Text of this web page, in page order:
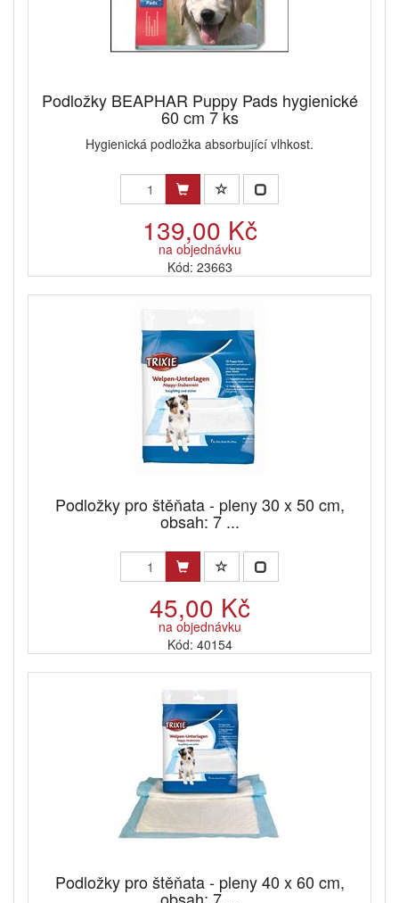
Podložky BEAPHAR Puppy Pads hygienické
60 cm 7 ks
Hygienická podložka absorbující vlhkost.
139,00 Kč
na objednávku
Kód: 23663
Podložky pro štěňata - pleny 30 x 50 cm,
obsah: 7 ...
45,00 Kč
na objednávku
Kód: 40154
Podložky pro štěňata - pleny 40 x 60 cm,